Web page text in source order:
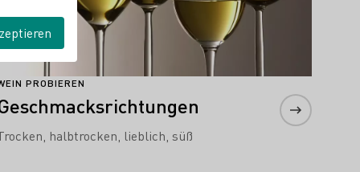
PROBIEREN
halbtrocken, lieblich, süß